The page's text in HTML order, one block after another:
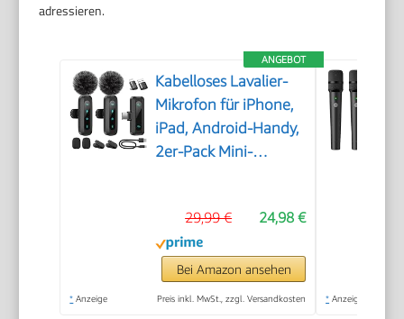
adressieren.
ANGEBOT
Kabelloses Lavalier-
Mikrofon für iPhone,
iPad, Android-Handy,
2er-Pack Mini-
Auto-Pairing und
Stummschaltung und
Reverb für Vlogging,
Videoaufnahmen,
24,98 €
29,99 €
Bei Amazon ansehen
* Anzeige Preis inkl. MwSt., zzgl. Versandkosten * Anzeige